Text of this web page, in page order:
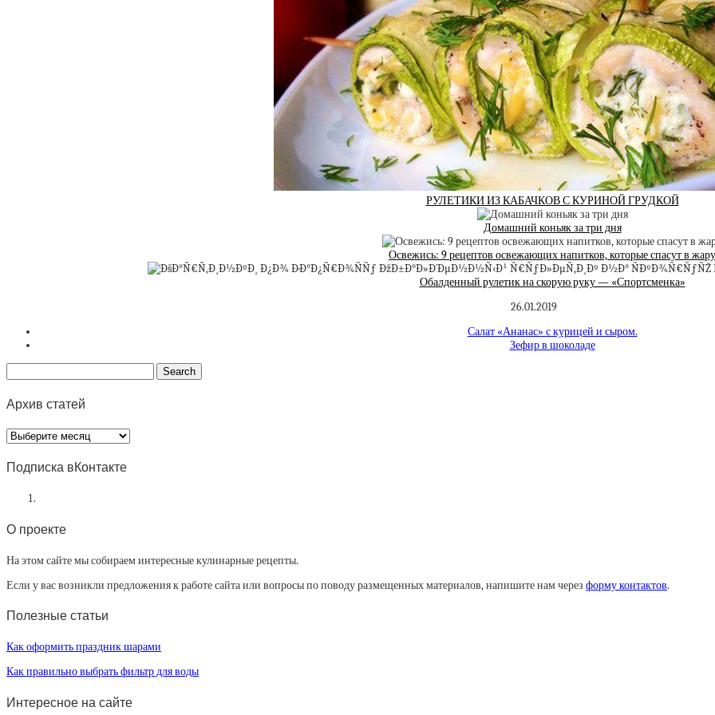
РУЛЕТИКИ ИЗ КАБАЧКОВ С КУРИНОЙ ГРУДКОЙ
Домашний коньяк за три дня
Освежись: 9 рецептов освежающих напитков, которые спасут в жару
Обалденный рулетик на скорую руку — «Спортсменка»
26.01.2019
Салат «Ананас» с курицей и сыром.
Зефир в шоколаде
Архив статей
Архив
статей
Подписка вКонтакте
О проекте
На этом сайте мы собираем интересные кулинарные рецепты.
Если у вас возникли предложения к работе сайта или вопросы по поводу размещенных материалов, напишите нам через форму контактов.
Полезные статьи
Как оформить праздник шарами
Как правильно выбрать фильтр для воды
Интересное на сайте